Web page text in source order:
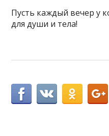
Пусть каждый вечер у
для души и тела!